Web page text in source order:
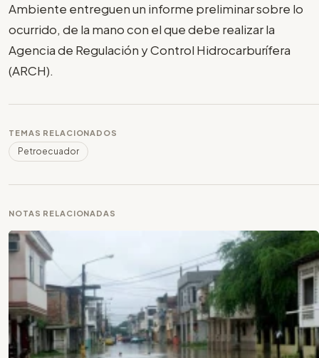
Ambiente entreguen un informe preliminar sobre lo
ocurrido, de la mano con el que debe realizar la
Agencia de Regulación y Control Hidrocarburífera
(ARCH).
TEMAS RELACIONADOS
Petroecuador
NOTAS RELACIONADAS